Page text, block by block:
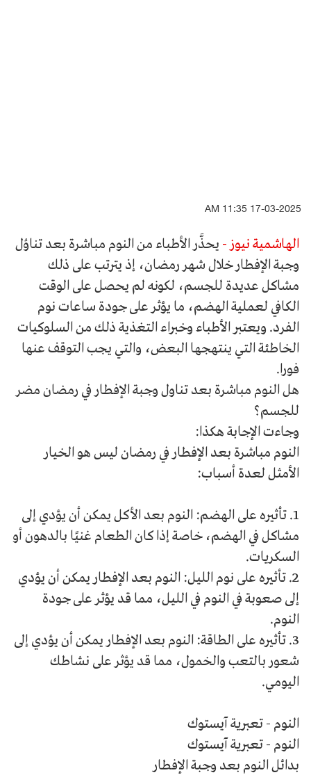
17-03-2025 11:35 AM
الهاشمية نيوز - يحذَّر الأطباء من النوم مباشرة بعد تناوُل
وجبة الإفطار خلال شهر رمضان، إذ يترتب على ذلك
مشاكل عديدة للجسم، لكونه لم يحصل على الوقت
الكافي لعملية الهضم، ما يؤثر على جودة ساعات نوم
الفرد. ويعتبر الأطباء وخبراء التغذية ذلك من السلوكيات
الخاطئة التي ينتهجها البعض، والتي يجب التوقف عنها
فورا.
هل النوم مباشرة بعد تناول وجبة الإفطار في رمضان مضر
للجسم؟
وجاءت الإجابة هكذا:
النوم مباشرة بعد الإفطار في رمضان ليس هو الخيار
الأمثل لعدة أسباب:
1. تأثيره على الهضم: النوم بعد الأكل يمكن أن يؤدي إلى
مشاكل في الهضم، خاصة إذا كان الطعام غنيًا بالدهون أو
السكريات.
2. تأثيره على نوم الليل: النوم بعد الإفطار يمكن أن يؤدي
إلى صعوبة في النوم في الليل، مما قد يؤثر على جودة
النوم.
3. تأثيره على الطاقة: النوم بعد الإفطار يمكن أن يؤدي إلى
شعور بالتعب والخمول، مما قد يؤثر على نشاطك
اليومي.
النوم - تعبرية آيستوك
النوم - تعبرية آيستوك
بدائل النوم بعد وجبة الإفطار